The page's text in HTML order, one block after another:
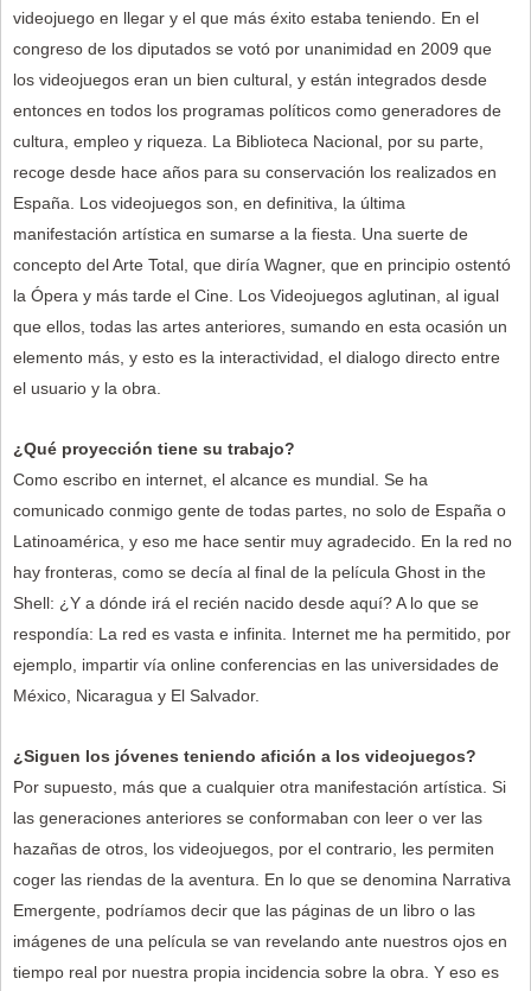
videojuego en llegar y el que más éxito estaba teniendo. En el
congreso de los diputados se votó por unanimidad en 2009 que
los videojuegos eran un bien cultural, y están integrados desde
entonces en todos los programas políticos como generadores de
cultura, empleo y riqueza. La Biblioteca Nacional, por su parte,
recoge desde hace años para su conservación los realizados en
España. Los videojuegos son, en definitiva, la última
manifestación artística en sumarse a la fiesta. Una suerte de
concepto del Arte Total, que diría Wagner, que en principio ostentó
la Ópera y más tarde el Cine. Los Videojuegos aglutinan, al igual
que ellos, todas las artes anteriores, sumando en esta ocasión un
elemento más, y esto es la interactividad, el dialogo directo entre
el usuario y la obra.
¿Qué proyección tiene su trabajo?
Como escribo en internet, el alcance es mundial. Se ha
comunicado conmigo gente de todas partes, no solo de España o
Latinoamérica, y eso me hace sentir muy agradecido. En la red no
hay fronteras, como se decía al final de la película Ghost in the
Shell: ¿Y a dónde irá el recién nacido desde aquí? A lo que se
respondía: La red es vasta e infinita. Internet me ha permitido, por
ejemplo, impartir vía online conferencias en las universidades de
México, Nicaragua y El Salvador.
¿Siguen los jóvenes teniendo afición a los videojuegos?
Por supuesto, más que a cualquier otra manifestación artística. Si
las generaciones anteriores se conformaban con leer o ver las
hazañas de otros, los videojuegos, por el contrario, les permiten
coger las riendas de la aventura. En lo que se denomina Narrativa
Emergente, podríamos decir que las páginas de un libro o las
imágenes de una película se van revelando ante nuestros ojos en
tiempo real por nuestra propia incidencia sobre la obra. Y eso es